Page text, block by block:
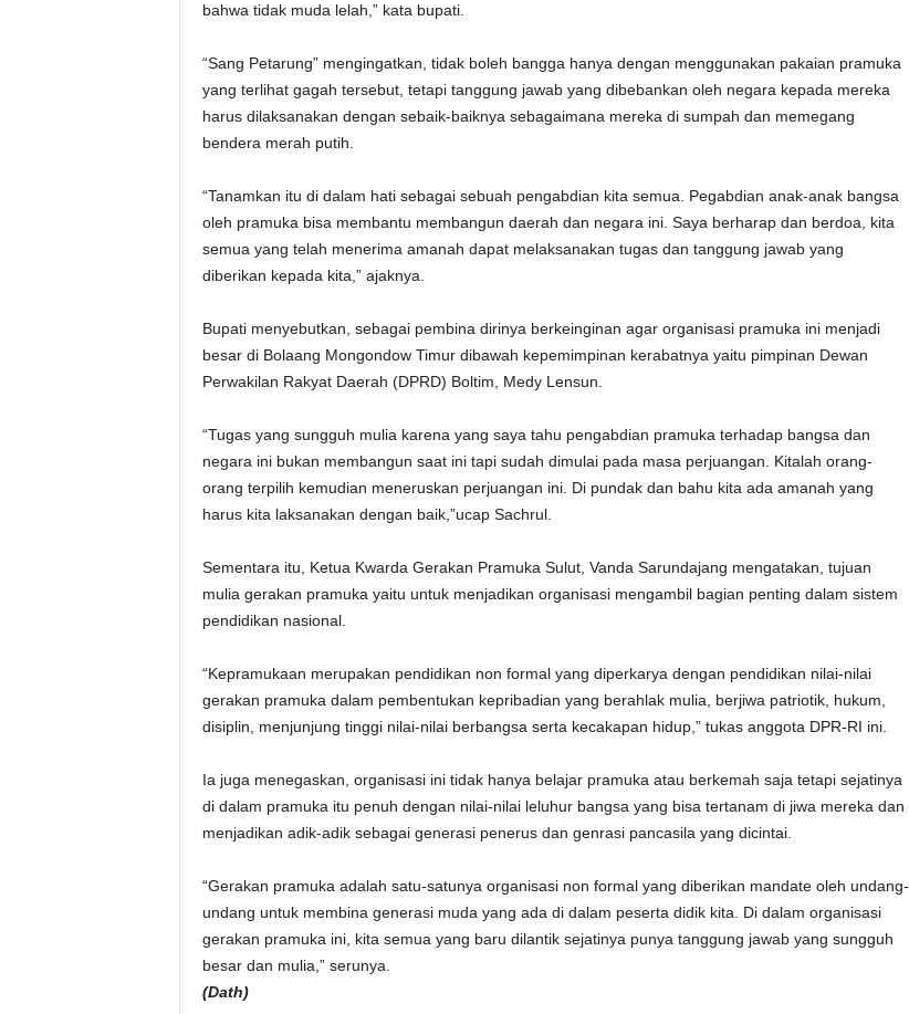
bahwa tidak muda lelah,” kata bupati.
“Sang Petarung” mengingatkan, tidak boleh bangga hanya dengan menggunakan pakaian pramuka
yang terlihat gagah tersebut, tetapi tanggung jawab yang dibebankan oleh negara kepada mereka
harus dilaksanakan dengan sebaik-baiknya sebagaimana mereka di sumpah dan memegang
bendera merah putih.
“Tanamkan itu di dalam hati sebagai sebuah pengabdian kita semua. Pegabdian anak-anak bangsa
oleh pramuka bisa membantu membangun daerah dan negara ini. Saya berharap dan berdoa, kita
semua yang telah menerima amanah dapat melaksanakan tugas dan tanggung jawab yang
diberikan kepada kita,” ajaknya.
Bupati menyebutkan, sebagai pembina dirinya berkeinginan agar organisasi pramuka ini menjadi
besar di Bolaang Mongondow Timur dibawah kepemimpinan kerabatnya yaitu pimpinan Dewan
Perwakilan Rakyat Daerah (DPRD) Boltim, Medy Lensun.
“Tugas yang sungguh mulia karena yang saya tahu pengabdian pramuka terhadap bangsa dan
negara ini bukan membangun saat ini tapi sudah dimulai pada masa perjuangan. Kitalah orang-
orang terpilih kemudian meneruskan perjuangan ini. Di pundak dan bahu kita ada amanah yang
harus kita laksanakan dengan baik,”ucap Sachrul.
Sementara itu, Ketua Kwarda Gerakan Pramuka Sulut, Vanda Sarundajang mengatakan, tujuan
mulia gerakan pramuka yaitu untuk menjadikan organisasi mengambil bagian penting dalam sistem
pendidikan nasional.
“Kepramukaan merupakan pendidikan non formal yang diperkarya dengan pendidikan nilai-nilai
gerakan pramuka dalam pembentukan kepribadian yang berahlak mulia, berjiwa patriotik, hukum,
disiplin, menjunjung tinggi nilai-nilai berbangsa serta kecakapan hidup,” tukas anggota DPR-RI ini.
Ia juga menegaskan, organisasi ini tidak hanya belajar pramuka atau berkemah saja tetapi sejatinya
di dalam pramuka itu penuh dengan nilai-nilai leluhur bangsa yang bisa tertanam di jiwa mereka dan
menjadikan adik-adik sebagai generasi penerus dan genrasi pancasila yang dicintai.
“Gerakan pramuka adalah satu-satunya organisasi non formal yang diberikan mandate oleh undang-
undang untuk membina generasi muda yang ada di dalam peserta didik kita. Di dalam organisasi
gerakan pramuka ini, kita semua yang baru dilantik sejatinya punya tanggung jawab yang sungguh
besar dan mulia,” serunya.
(Dath)